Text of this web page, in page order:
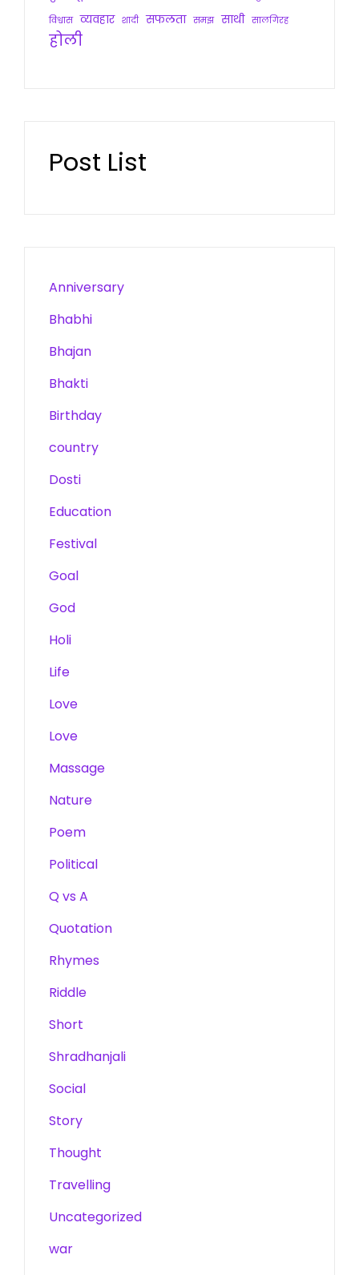
विश्वास व्यवहार शादी सफलता समझ साथी सालगिरह
होली
Post List
Anniversary
Bhabhi
Bhajan
Bhakti
Birthday
country
Dosti
Education
Festival
Goal
God
Holi
Life
Love
Love
Massage
Nature
Poem
Political
Q vs A
Quotation
Rhymes
Riddle
Short
Shradhanjali
Social
Story
Thought
Travelling
Uncategorized
war